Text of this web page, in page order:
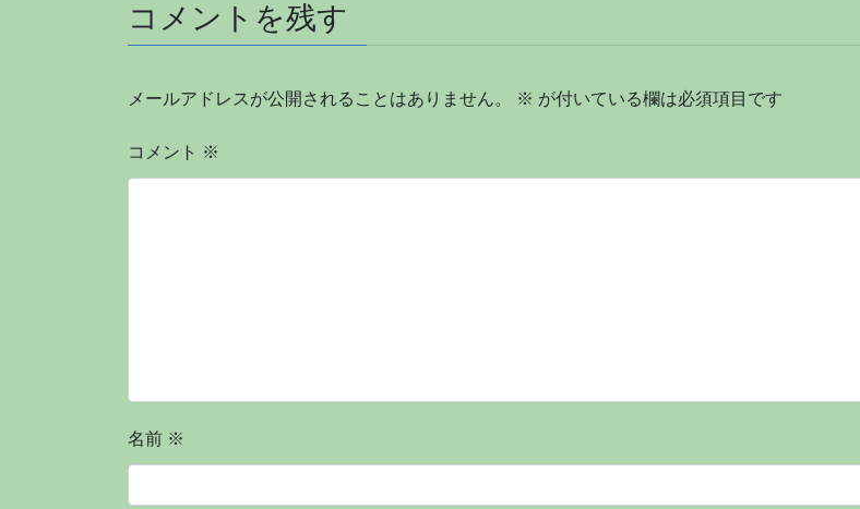
コメントを残す
メールアドレスが公開されることはありません。 ※ が付いている欄は必須項目です
コメント ※
名前 ※